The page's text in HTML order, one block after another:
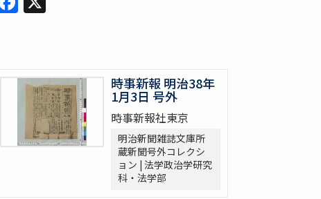
時事新報 明治38年
1月3日 号外
時事新報社東京
明治新聞雑誌文庫所
蔵新聞号外コレクシ
ョン | 法学政治学研究
科・法学部